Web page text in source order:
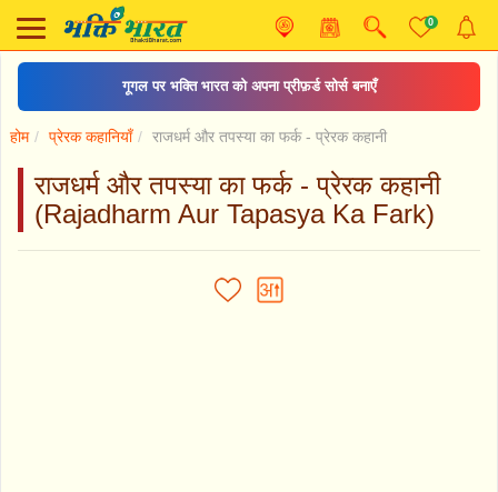
0
गूगल पर भक्ति भारत को अपना प्रीफ़र्ड सोर्स बनाएँ
होम प्रेरक कहानियाँ राजधर्म और तपस्या का फर्क - प्रेरक कहानी
राजधर्म और तपस्या का फर्क - प्रेरक कहानी
(Rajadharm Aur Tapasya Ka Fark)